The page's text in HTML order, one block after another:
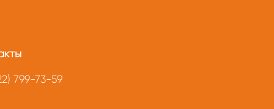
799-73-59